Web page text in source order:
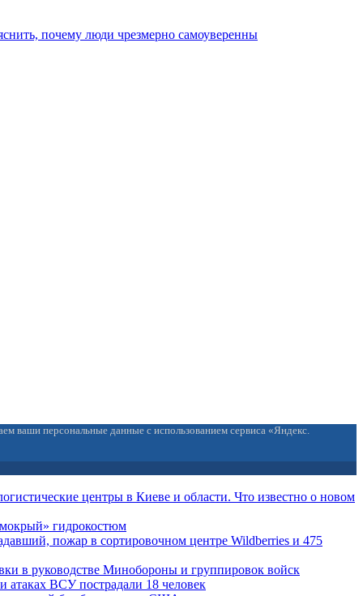
почему люди чрезмерно самоуверенны
ваши персональные данные с использованием сервиса «Яндекс.
центры в Киеве и области. Что известно о новом
гидрокостюм
пожар в сортировочном центре Wildberries и 475
в руководстве Минобороны и группировок войск
атаках ВСУ пострадали 18 человек